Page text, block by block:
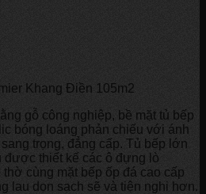
Khang Điền 105m2
gỗ công nghiệp, bề mặt tủ bếp
bóng loáng phản chiếu với ánh
trọng, đẳng cấp. Tủ bếp lớn
được thiết kế các ô đựng lò
cùng mặt bếp ốp đá cao cấp
lau dọn sạch sẽ và tiện nghi hơn.